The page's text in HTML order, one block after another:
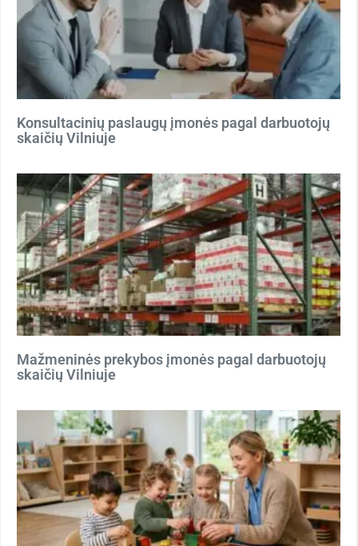
Konsultacinių paslaugų įmonės pagal darbuotojų
skaičių Vilniuje
Mažmeninės prekybos įmonės pagal darbuotojų
skaičių Vilniuje